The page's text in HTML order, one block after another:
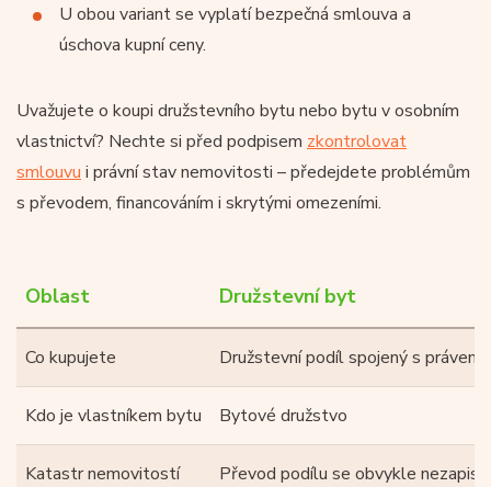
U obou variant se vyplatí bezpečná smlouva a
úschova kupní ceny.
Uvažujete o koupi družstevního bytu nebo bytu v osobním
vlastnictví? Nechte si před podpisem zkontrolovat
smlouvu i právní stav nemovitosti – předejdete problémům
s převodem, financováním i skrytými omezeními.
Oblast Družstevní byt
Co kupujete Družstevní podíl spojený s právem
Kdo je vlastníkem bytu Bytové družstvo
Katastr nemovitostí Převod podílu se obvykle